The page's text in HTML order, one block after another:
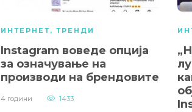
ИНТЕРНЕТ, ТРЕНДИ
Instagram воведе опција
за означување на
производи на брендовите
4 години 1433